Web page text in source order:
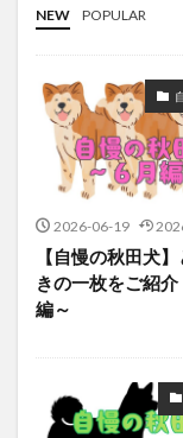
NEW POPULAR
2026-06-19
【自慢の秋田犬
きの一枚をご紹介
編～